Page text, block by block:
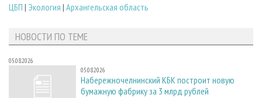
ЦБП | Экология | Архангельская область
НОВОСТИ ПО ТЕМЕ
05.08.2026
05.08.2026
Набережночелнинский КБК построит новую
бумажную фабрику за 3 млрд рублей